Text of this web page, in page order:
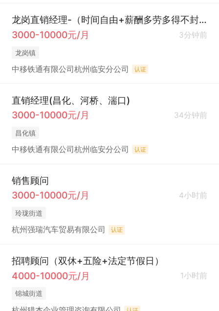
龙岗直销经理-（时间自由+薪酬多劳多得不封顶）
3000-10000元/月
3分钟前
龙岗镇
中移铁通有限公司杭州临安分公司 认证
直销经理(昌化、河桥、湍口)
3000-10000元/月
34分钟前
昌化镇
中移铁通有限公司杭州临安分公司 认证
销售顾问
3000-10000元/月
4小时前
玲珑街道
杭州强瑞汽车贸易有限公司 认证
招聘顾问（双休+五险+法定节假日）
4000-10000元/月
1小时前
锦城街道